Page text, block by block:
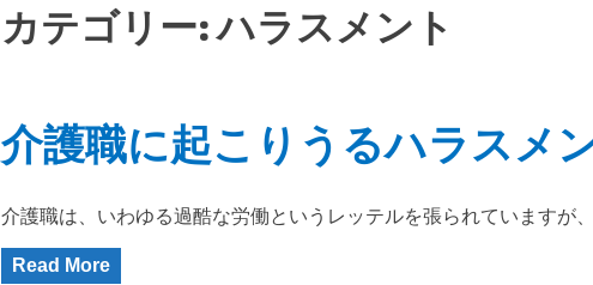
カテゴリー:ハラスメント
介護職に起こりうるハラスメ
介護職は、いわゆる過酷な労働というレッテルを張られていますが
Read More